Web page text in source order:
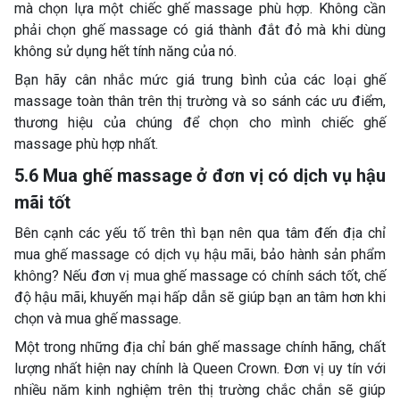
mà chọn lựa một chiếc ghế massage phù hợp. Không cần
phải chọn ghế massage có giá thành đắt đỏ mà khi dùng
không sử dụng hết tính năng của nó.
Bạn hãy cân nhắc mức giá trung bình của các loại ghế
massage toàn thân trên thị trường và so sánh các ưu điểm,
thương hiệu của chúng để chọn cho mình chiếc ghế
massage phù hợp nhất.
5.6 Mua ghế massage ở đơn vị có dịch vụ hậu
mãi tốt
Bên cạnh các yếu tố trên thì bạn nên qua tâm đến địa chỉ
mua ghế massage có dịch vụ hậu mãi, bảo hành sản phẩm
không? Nếu đơn vị mua ghế massage có chính sách tốt, chế
độ hậu mãi, khuyến mại hấp dẫn sẽ giúp bạn an tâm hơn khi
chọn và mua ghế massage.
Một trong những địa chỉ bán ghế massage chính hãng, chất
lượng nhất hiện nay chính là Queen Crown. Đơn vị uy tín với
nhiều năm kinh nghiệm trên thị trường chắc chắn sẽ giúp